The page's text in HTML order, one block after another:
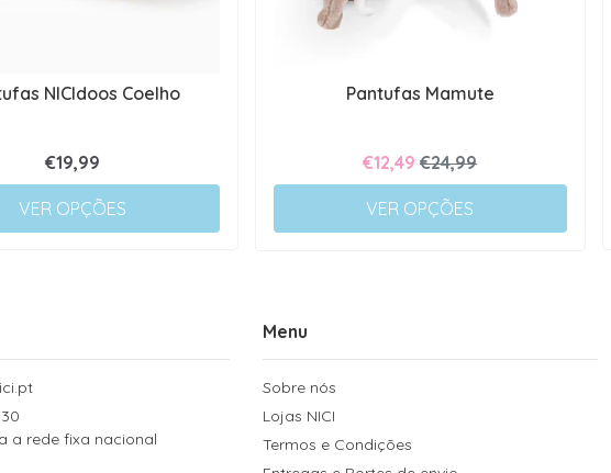
NICIdoos Coelho
€19,99
VER OPÇÕES
Pantufas Mamute
€12,49 €24,99
VER OPÇÕES
a rede fixa nacional
Menu
Sobre nós
Lojas NICI
Termos e Condições